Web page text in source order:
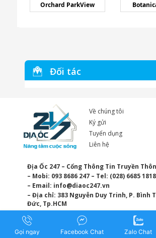
Orchard ParkView
Gọi ngay Facebook Chat Zalo Chat
Đối tác
Về chúng tôi
Ký gửi
Tuyển dụng
Liên hệ
Địa Ốc 247 – Cổng Thông Tin Truyền
– Mobi: 093 8686 247 – Tel: (028) 6685 1818
– Email: info@diaoc247.vn
– Địa chỉ: 383 Nguyễn Duy Trinh, P. Bình
Đức, Tp.HCM